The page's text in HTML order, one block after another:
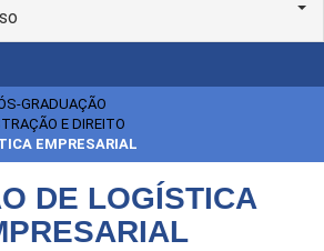
GRADUAÇÃO
E DIREITO
EMPRESARIAL
DE LOGÍSTICA